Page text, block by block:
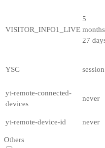
VISITOR_INFO1_LIVE
5
months
27
YSC session
yt-remote-connected-
devices
never
yt-remote-device-id never
Others